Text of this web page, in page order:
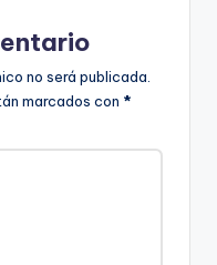
no será publicada.
marcados con *